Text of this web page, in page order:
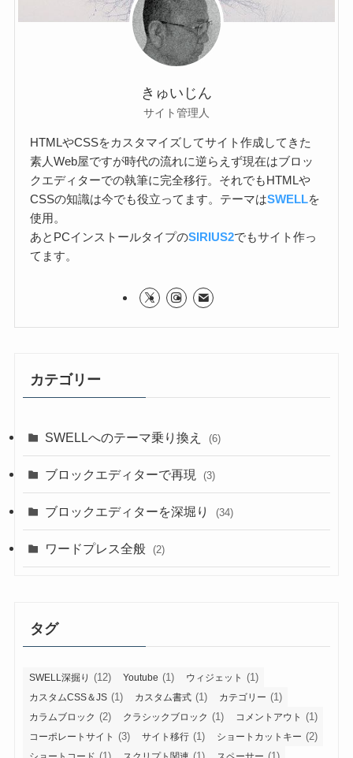
きゅいじん
サイト管理人
HTMLやCSSをカスタマイズしてサイト作成してきた
素人Web屋ですが時代の流れに逆らえず現在はブロッ
クエディターでの執筆に完全移行。それでもHTMLや
CSSの知識は今でも役立ってます。テーマはSWELLを
使用。
あとPCインストールタイプのSIRIUS2でもサイト作っ
てます。
カテゴリー
SWELLへのテーマ乗り換え (6)
ブロックエディターで再現 (3)
ブロックエディターを深堀り (34)
ワードプレス全般 (2)
タグ
SWELL深掘り (12) Youtube (1) ウィジェット (1)
カスタムCSS＆JS (1) カスタム書式 (1) カテゴリー (1)
カラムブロック (2) クラシックブロック (1) コメントアウト (1)
コーポレートサイト (3) サイト移行 (1) ショートカットキー (2)